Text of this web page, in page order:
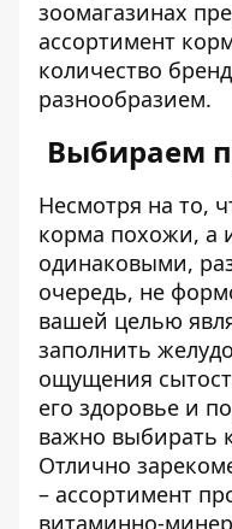
зоомагазинах
ассортимент
количество
разнообразием.
Выбираем
Несмотря на то,
корма похожи, а
одинаковыми,
очередь, не
вашей целью
заполнить
ощущения
его здоровье и
важно выбирать
Отлично
– ассортимент
витаминно-